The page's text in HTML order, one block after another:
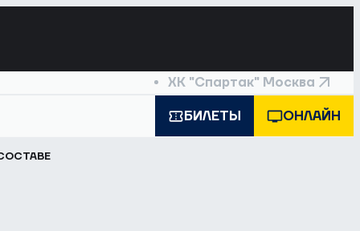
ХК "Спартак" Москва
БИЛЕТЫ ОНЛАЙН